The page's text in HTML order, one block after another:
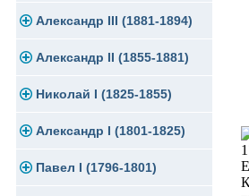
Золотые червонцы
Памятные и юбилейные
Золото
Серебро
Медь
Германская оккупация
Для Финляндии
Александр III (1881-1894)
Золото
Серебро
Медь
Для Финляндии
Александр II (1855-1881)
Золото
Серебро
Медь
Николай I (1825-1855)
Платина, золото
Серебро
Александр I (1801-1825)
Золото
Павел I (1796-1801)